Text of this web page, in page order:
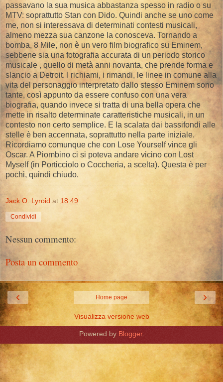
passavano la sua musica abbastanza spesso in radio o su
MTV: soprattutto Stan con Dido. Quindi anche se uno come
me, non si interessava di determinati contesti musicali,
almeno mezza sua canzone la conosceva. Tornando a
bomba, 8 Mile, non è un vero film biografico su Eminem,
sebbene sia una fotografia accurata di un periodo storico
musicale , quello di metà anni novanta, che prende forma e
slancio a Detroit. I richiami, i rimandi, le linee in comune alla
vita del personaggio interpretato dallo stesso Eminem sono
tante, così appunto da essere confuso con una vera
biografia, quando invece si tratta di una bella opera che
mette in risalto determinate caratteristiche musicali, in un
contesto non certo semplice. E la scalata dai bassifondi alle
stelle è ben accennata, soprattutto nella parte iniziale.
Ricordiamo comunque che con Lose Yourself vince gli
Oscar. A Piombino ci si poteva andare vicino con Lost
Myself (in Porticciolo o Coccheria, a scelta). Questa è per
pochi, quindi chiudo.
Jack O. Lyroid at 18:49
Condividi
Nessun commento:
Posta un commento
‹ ›
Home page
Visualizza versione web
Powered by Blogger.